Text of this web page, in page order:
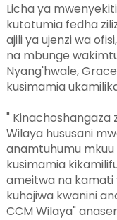
Licha ya
kutotumia fedha
ajili ya ujenzi wa
na mbunge
Nyang'hwale,
kusimamia
" Kinachoshangaza
Wilaya hususani
anamtuhumu
kusimamia
ameitwa na kamati
kuhojiwa kwanini
CCM Wilaya"